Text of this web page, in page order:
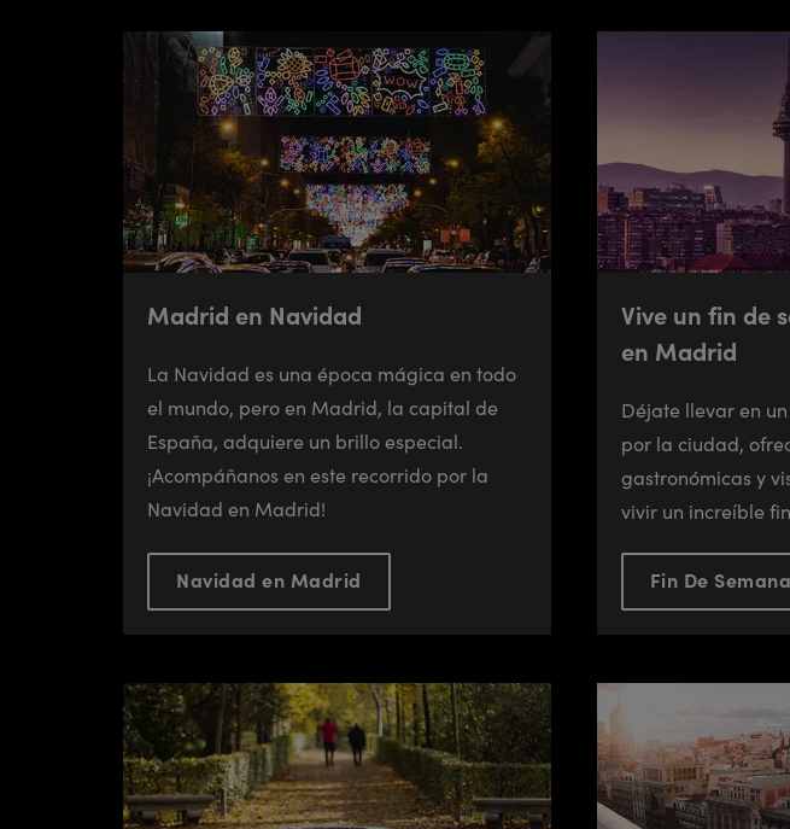
Madrid en Navidad
La Navidad es una época mágica en todo
el mundo, pero en Madrid, la capital de
España, adquiere un brillo especial.
¡Acompáñanos en este recorrido por la
Navidad en Madrid!
Navidad en Madrid
Vive un fin de
en Madrid
Déjate llevar en
por la ciudad,
gastronómicas y
vivir un increíble
Fin De